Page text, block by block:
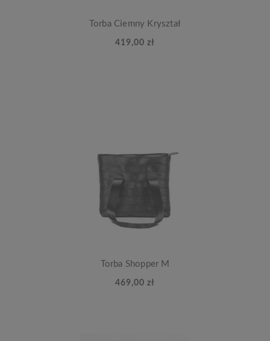
Torba Ciemny Kryształ
419,00 zł
Torba Shopper M
469,00 zł